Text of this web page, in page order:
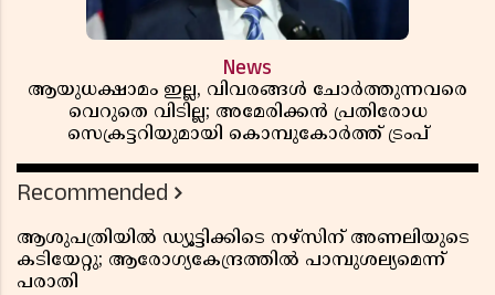
News
ആയുധക്ഷാമം ഇല്ല, വിവരങ്ങൾ ചോർത്തുന്നവരെ
വെറുതെ വിടില്ല; അമേരിക്കൻ പ്രതിരോധ
സെക്രട്ടറിയുമായി കൊമ്പുകോർത്ത് ട്രംപ്
Recommended
ആശുപത്രിയിൽ ഡ്യൂട്ടിക്കിടെ നഴ്സിന് അണലിയുടെ
കടിയേറ്റു; ആരോഗ്യകേന്ദ്രത്തിൽ പാമ്പുശല്യമെന്ന്
പരാതി